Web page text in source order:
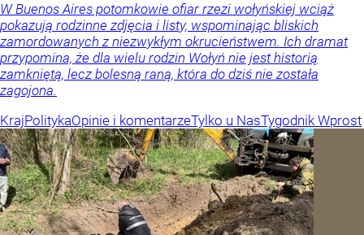
W Buenos Aires potomkowie ofiar rzezi wołyńskiej wciąż
pokazują rodzinne zdjęcia i listy, wspominając bliskich
zamordowanych z niezwykłym okrucieństwem. Ich dramat
przypomina, że dla wielu rodzin Wołyń nie jest historią
zamkniętą, lecz bolesną raną, która do dziś nie została
zagojona.
KrajPolitykaOpinie i komentarzeTylko u NasTygodnik Wprost